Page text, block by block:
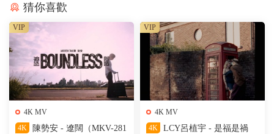
猜你喜歡
4K MV
4K
陳勢安 - 遼闊（MKV-281
VIP
4K MV
4K
LCY呂植宇 - 是福是禍
VIP